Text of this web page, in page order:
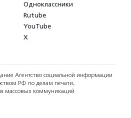
Одноклассники
Rutube
YouTube
X
Агентство социальной информации
РФ по делам печати,
массовых коммуникаций